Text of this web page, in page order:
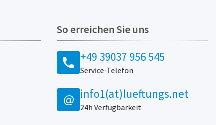
So erreichen Sie uns
+49 39037 956 545
Service-Telefon
@ info1(at)lueftungs.net
24h Verfügbarkeit